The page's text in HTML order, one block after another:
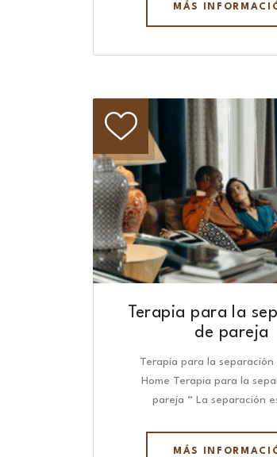
MÁS
Terapia para la
de pareja
Terapia para la separación
Home Terapia para la
pareja “ La separación
MÁS